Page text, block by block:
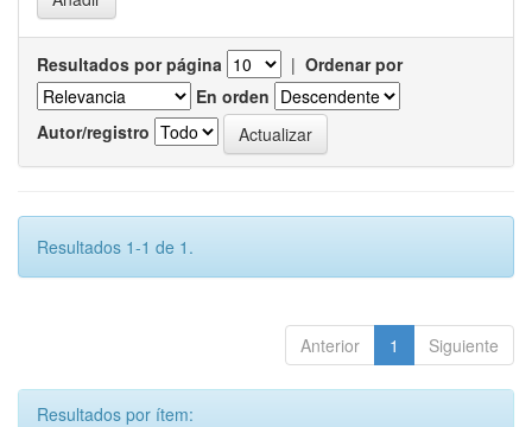
Resultados por página | Ordenar por
En orden
Autor/registro
Resultados 1-1 de 1.
Anterior 1 Siguiente
Resultados por ítem: